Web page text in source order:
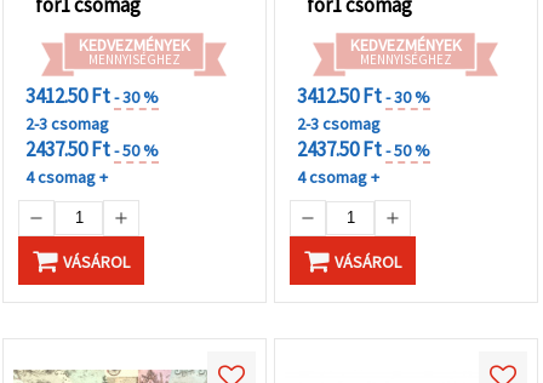
KEDVEZMÉNYEK
MENNYISÉGHEZ
3412.50 Ft- 30 %
2-3 csomag
2437.50 Ft- 50 %
4 csomag +
VÁSÁROL
KEDVEZMÉNYEK
MENNYISÉGHEZ
3412.50 Ft- 30 %
2-3 csomag
2437.50 Ft- 50 %
4 csomag +
VÁSÁROL